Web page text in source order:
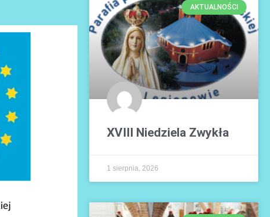
AKTUALNOŚCI
XVIII Niedziela Zwykła
1 sierpnia, 2026